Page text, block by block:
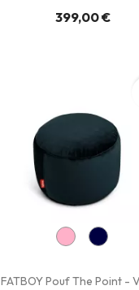
399,00 €
FATBOY Pouf The Point -